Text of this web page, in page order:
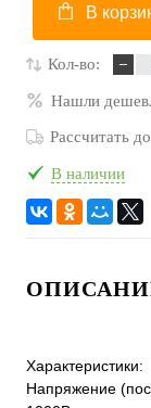
В
Кол-во:
Нашли
Рассчитать
В наличии
Характеристики:
Напряжение